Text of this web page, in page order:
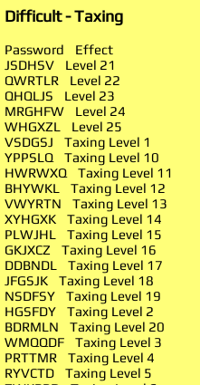
Difficult - Taxing
Password Effect
JSDHSV Level 21
QWRTLR Level 22
QHQLJS Level 23
MRGHFW Level 24
WHGXZL Level 25
VSDGSJ Taxing Level 1
YPPSLQ Taxing Level 10
HWRWXQ Taxing Level 11
BHYWKL Taxing Level 12
VWYRTN Taxing Level 13
XYHGXK Taxing Level 14
PLWJHL Taxing Level 15
GKJXCZ Taxing Level 16
DDBNDL Taxing Level 17
JFGSJK Taxing Level 18
NSDFSY Taxing Level 19
HGSFDY Taxing Level 2
BDRMLN Taxing Level 20
WMQQDF Taxing Level 3
PRTTMR Taxing Level 4
RYVCTD Taxing Level 5